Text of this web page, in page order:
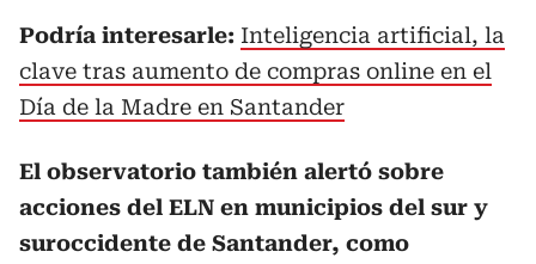
Podría interesarle: Inteligencia artificial, la
clave tras aumento de compras online en el
Día de la Madre en Santander
El observatorio también alertó sobre
acciones del ELN en municipios del sur y
suroccidente de Santander, como